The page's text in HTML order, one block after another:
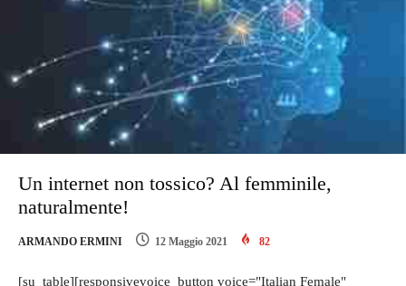
Un internet non tossico? Al femminile,
naturalmente!
ARMANDO ERMINI 12 Maggio 2021 82
[su_table][responsivevoice_button voice="Italian Female"